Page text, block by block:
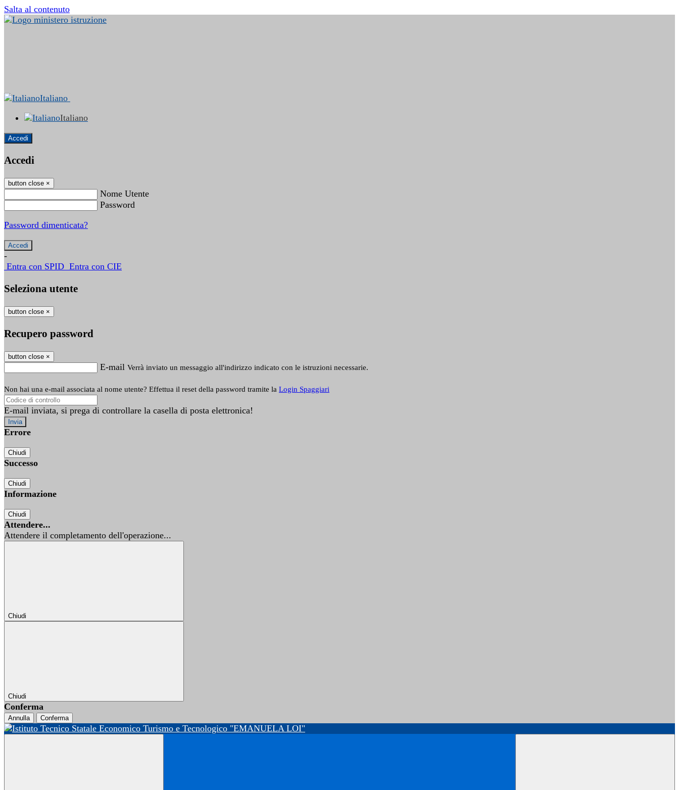
Salta al contenuto
Italiano
Italiano
Accedi
Accedi
button close ×
Nome Utente
Password
Password dimenticata?
-
Entra con SPID Entra con CIE
Seleziona utente
button close ×
Recupero password
button close ×
E-mail Verrà inviato un messaggio all'indirizzo indicato con le istruzioni necessarie.
Non hai una e-mail associata al nome utente? Effettua il reset della password tramite la Login Spaggiari
E-mail inviata, si prega di controllare la casella di posta elettronica!
Errore
Chiudi
Successo
Chiudi
Informazione
Chiudi
Attendere...
Attendere il completamento dell'operazione...
Chiudi
Chiudi
Conferma
Annulla Conferma